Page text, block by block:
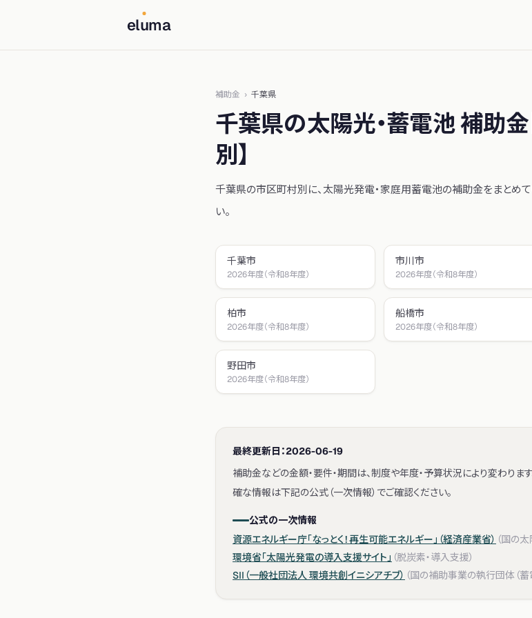
eluma
補助金 › 千葉県
千葉県の太陽光・蓄電池 補助金
別】
千葉県の市区町村別に、太陽光発電・家庭用蓄電池の補助金をまとめて
い。
千葉市
2026年度（令和8年度）
市川市
2026年度（令和8年度）
柏市
2026年度（令和8年度）
船橋市
2026年度（令和8年度）
野田市
2026年度（令和8年度）
最終更新日：2026-06-19
補助金などの金額・要件・期間は、制度や年度・予算状況により変わりま
確な情報は下記の公式（一次情報）でご確認ください。
公式の一次情報
資源エネルギー庁「なっとく！再生可能エネルギー」（経済産業省） （国の太
環境省「太陽光発電の導入支援サイト」 （脱炭素・導入支援）
SII（一般社団法人 環境共創イニシアチブ） （国の補助事業の執行団体（蓄